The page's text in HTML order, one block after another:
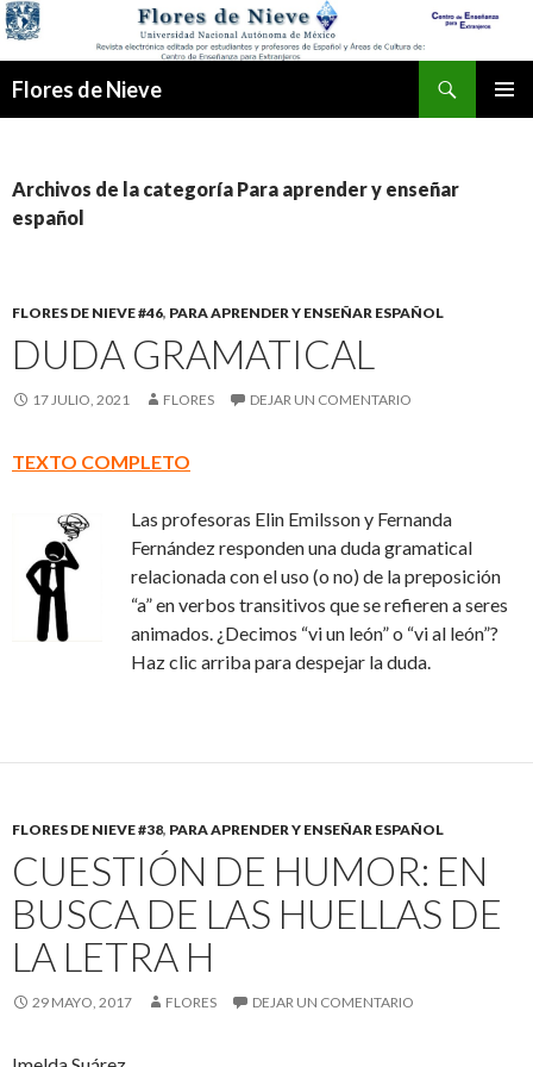
Flores de Nieve
Archivos de la categoría Para aprender y enseñar
español
FLORES DE NIEVE #46, PARA APRENDER Y ENSEÑAR ESPAÑOL
DUDA GRAMATICAL
17 JULIO, 2021 FLORES DEJAR UN COMENTARIO
TEXTO COMPLETO
Las profesoras Elin Emilsson y Fernanda
Fernández responden una duda gramatical
relacionada con el uso (o no) de la preposición
“a” en verbos transitivos que se refieren a seres
animados. ¿Decimos “vi un león” o “vi al león”?
Haz clic arriba para despejar la duda.
FLORES DE NIEVE #38, PARA APRENDER Y ENSEÑAR ESPAÑOL
CUESTIÓN DE HUMOR: EN
BUSCA DE LAS HUELLAS DE
LA LETRA H
29 MAYO, 2017 FLORES DEJAR UN COMENTARIO